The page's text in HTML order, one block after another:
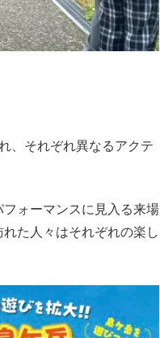
、それぞれ異なるアクテ
ォーマンスに見入る来場
た人々はそれぞれの楽し